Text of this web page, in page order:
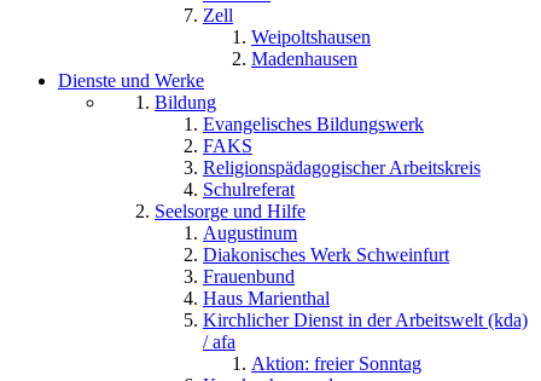
Zell
Weipoltshausen
Madenhausen
Dienste und Werke
Bildung
Evangelisches Bildungswerk
FAKS
Religionspädagogischer Arbeitskreis
Schulreferat
Seelsorge und Hilfe
Augustinum
Diakonisches Werk Schweinfurt
Frauenbund
Haus Marienthal
Kirchlicher Dienst in der Arbeitswelt (kda)
/ afa
Aktion: freier Sonntag